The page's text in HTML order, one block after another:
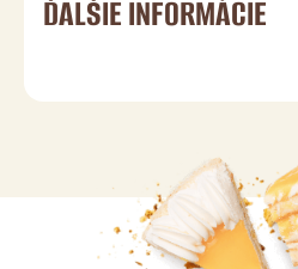
ĎALŠIE INFORMÁCIE